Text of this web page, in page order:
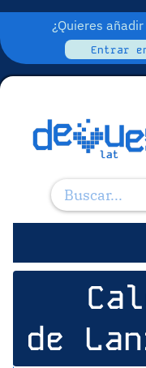
¿Quieres
Entrar en
de